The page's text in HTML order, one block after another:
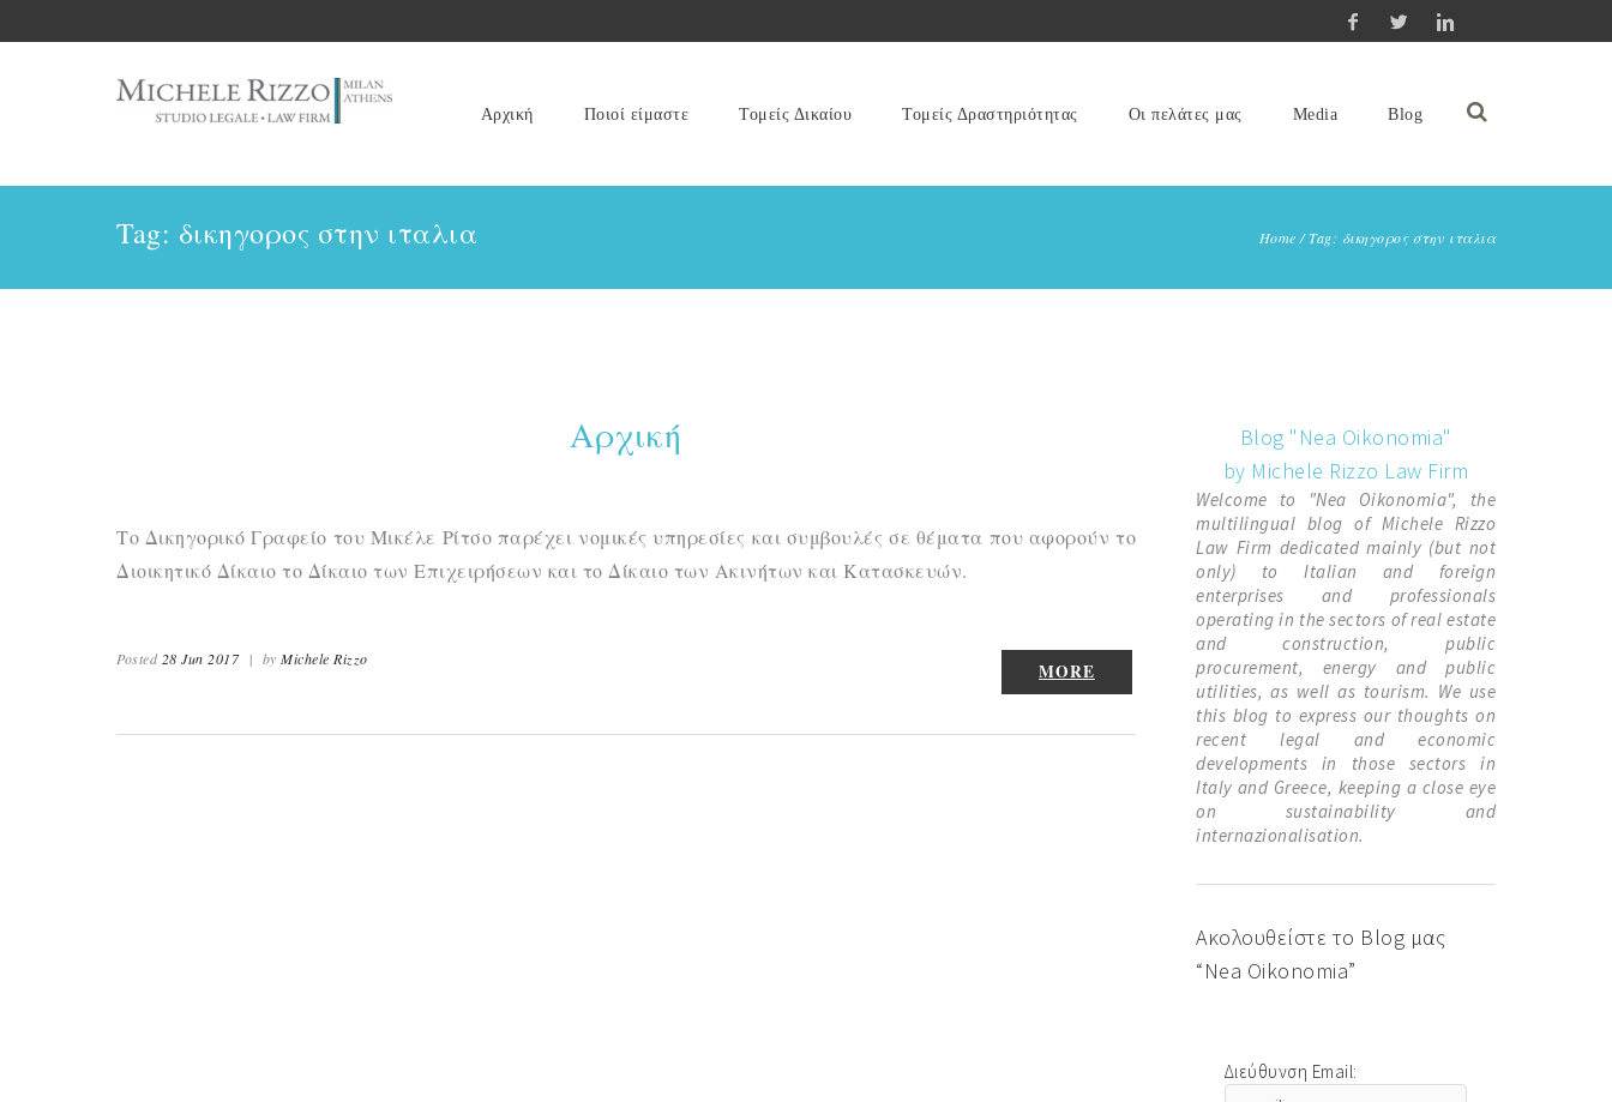
Αρχική Ποιοί είμαστε Τομείς Δικαίου Τομείς Δραστηριότητας Οι πελάτες μας Media Blog
Home /Tag: δικηγορος στην ιταλια
Tag: δικηγορος στην ιταλια
Αρχική
Το Δικηγορικό Γραφείο του Μικέλε Ρίτσο παρέχει νομικές υπηρεσίες και συμβουλές σε θέματα που αφορούν το
Διοικητικό Δίκαιο το Δίκαιο των Επιχειρήσεων και το Δίκαιο των Ακινήτων και Κατασκευών.
MORE
Posted 28 Jun 2017 | by Michele Rizzo
Blog "Nea Oikonomia"
by Michele Rizzo Law Firm
Welcome to "Nea Oikonomia", the
multilingual blog of Michele Rizzo
Law Firm dedicated mainly (but not
only) to Italian and foreign
enterprises and professionals
operating in the sectors of real estate
and construction, public
procurement, energy and public
utilities, as well as tourism. We use
this blog to express our thoughts on
recent legal and economic
developments in those sectors in
Italy and Greece, keeping a close eye
on sustainability and
internazionalisation.
Ακολουθείστε το Blog μας
“Nea Oikonomia”
Διεύθυνση Email: